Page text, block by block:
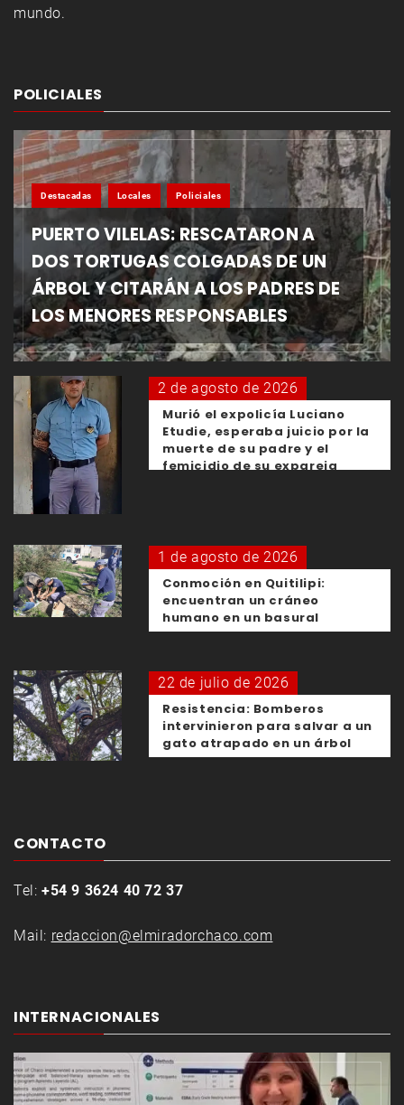
mundo.
POLICIALES
Destacadas Locales Policiales
PUERTO VILELAS: RESCATARON A
DOS TORTUGAS COLGADAS DE UN
ÁRBOL Y CITARÁN A LOS PADRES DE
LOS MENORES RESPONSABLES
2 de agosto de 2026
Murió el expolicía Luciano
Etudie, esperaba juicio por la
muerte de su padre y el
femicidio de su expareja
1 de agosto de 2026
Conmoción en Quitilipi:
encuentran un cráneo
humano en un basural
22 de julio de 2026
Resistencia: Bomberos
intervinieron para salvar a un
gato atrapado en un árbol
CONTACTO
Tel: +54 9 3624 40 72 37
Mail: redaccion@elmiradorchaco.com
INTERNACIONALES